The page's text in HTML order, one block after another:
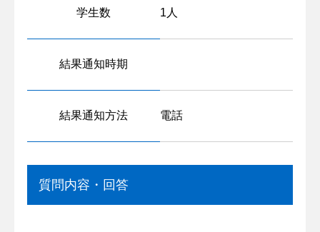
学生数 1人
結果通知時期
結果通知方法 電話
質問内容・回答